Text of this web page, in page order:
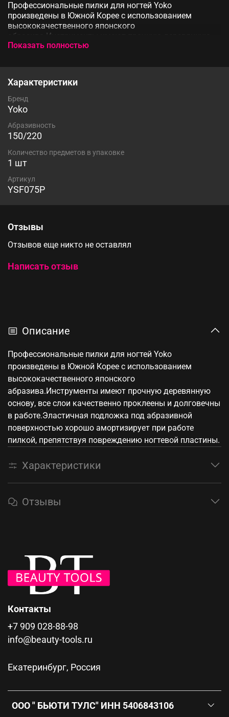
Профессиональные пилки для ногтей Yoko
произведены в Южной Корее с использованием
высококачественного японского
абразива.Инструменты имеют прочную деревянную
основу, все слои качественно проклеены и долговечны
пилкой, препятствуя повреждению ногтевой пластины.
Показать полностью
Характеристики
Бренд
Yoko
Абразивность
150/220
Количество предметов в упаковке
1 шт
Артикул
YSF075P
Отзывы
Отзывов еще никто не оставлял
Написать отзыв
Описание
Профессиональные пилки для ногтей Yoko
произведены в Южной Корее с использованием
высококачественного японского
абразива.Инструменты имеют прочную деревянную
основу, все слои качественно проклеены и долговечны
в работе.Эластичная подложка под абразивной
поверхностью хорошо амортизирует при работе
пилкой, препятствуя повреждению ногтевой пластины.
Характеристики
Отзывы
ООО " БЬЮТИ ТУЛС" ИНН 5406843106
Контакты
+7 909 028-88-98
info@beauty-tools.ru
Екатеринбург, Россия